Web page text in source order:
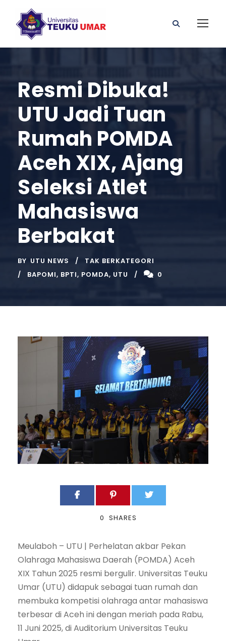
Resmi Dibuka!
UTU Jadi Tuan
Rumah POMDA
Aceh XIX, Ajang
Seleksi Atlet
Mahasiswa
Berbakat
BY UTU NEWS
TAK BERKATEGORI
BAPOMI, BPTI, POMDA, UTU 0
0 SHARES
Meulaboh – UTU | Perhelatan akbar Pekan
Olahraga Mahasiswa Daerah (POMDA) Aceh
XIX Tahun 2025 resmi bergulir. Universitas Teuku
Umar (UTU) didapuk sebagai tuan rumah dan
membuka kompetisi olahraga antar mahasiswa
terbesar di Aceh ini dengan meriah pada Rabu,
11 Juni 2025, di Auditorium Universitas Teuku